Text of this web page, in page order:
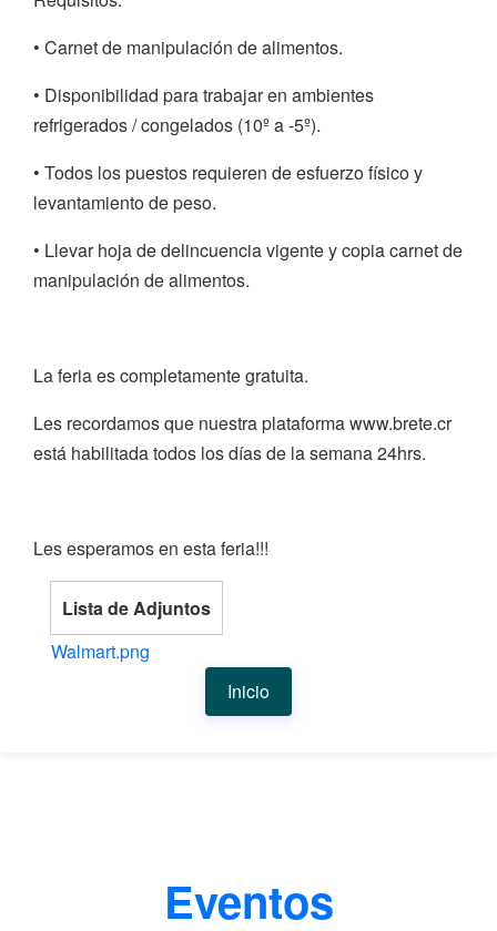
• Carnet de manipulación de alimentos.
• Disponibilidad para trabajar en ambientes
refrigerados / congelados (10º a -5º).
• Todos los puestos requieren de esfuerzo físico y
levantamiento de peso.
• Llevar hoja de delincuencia vigente y copia carnet de
manipulación de alimentos.
La feria es completamente gratuita.
Les recordamos que nuestra plataforma www.brete.cr
está habilitada todos los días de la semana 24hrs.
Les esperamos en esta feria!!!
Lista de Adjuntos
Walmart.png
Inicio
Eventos